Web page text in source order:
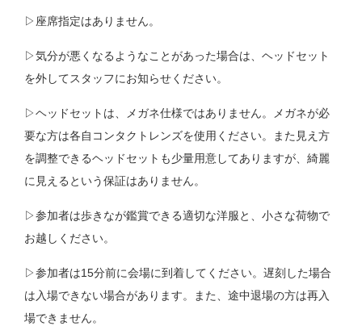
▷座席指定はありません。
▷気分が悪くなるようなことがあった場合は、ヘッドセット
を外してスタッフにお知らせください。
▷ヘッドセットは、メガネ仕様ではありません。メガネが必
要な方は各自コンタクトレンズを使用ください。また見え方
を調整できるヘッドセットも少量用意してありますが、綺麗
に見えるという保証はありません。
▷参加者は歩きなが鑑賞できる適切な洋服と、小さな荷物で
お越しください。
▷参加者は15分前に会場に到着してください。遅刻した場合
は入場できない場合があります。また、途中退場の方は再入
場できません。